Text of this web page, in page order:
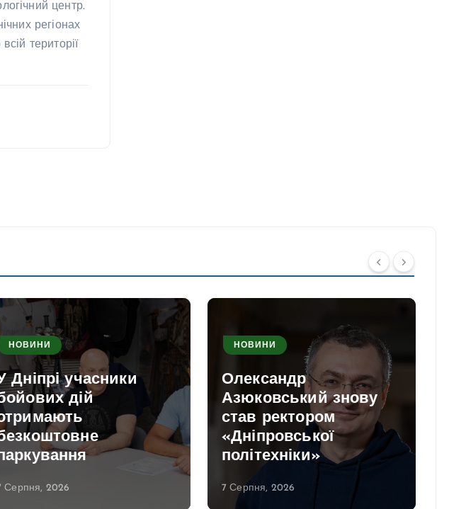
центр.
регіонах
території
НОВИНИ
Дніпрі учасники
дій
Серпня, 2026
НОВИНИ
Олександр
Азюковський знову
став ректором
«Дніпровської
політехніки»
7 Серпня, 2026